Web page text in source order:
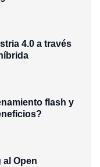
4.0 a través
flash y
al Open